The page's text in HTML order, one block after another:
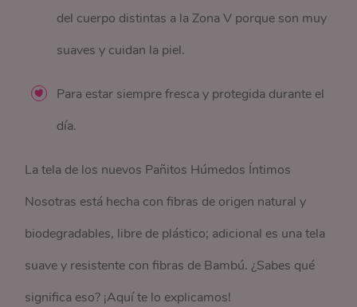
del cuerpo distintas a la Zona V porque son muy
suaves y cuidan la piel.
Para estar siempre fresca y protegida durante el
día.
La tela de los nuevos Pañitos Húmedos Íntimos
Nosotras está hecha con fibras de origen natural y
biodegradables, libre de plástico; adicional es una tela
suave y resistente con fibras de Bambú. ¿Sabes qué
significa eso? ¡Aquí te lo explicamos!